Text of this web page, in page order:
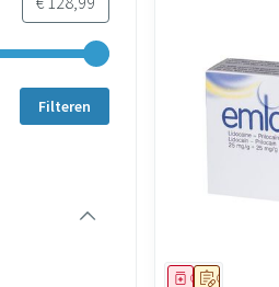
en rechts om de minimale en
Filteren
Op voorschrift
Geneesmiddel